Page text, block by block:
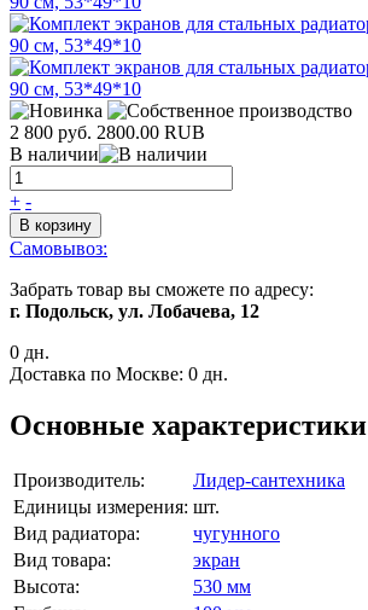
2 800 руб. 2800.00 RUB
В наличии
+ -
В корзину
Самовывоз:
Забрать товар вы сможете по адресу:
г. Подольск, ул. Лобачева, 12
0 дн.
Доставка по Москве: 0 дн.
Основные характеристики
Производитель:
Лидер-сантехника
Единицы измерения: шт.
Вид радиатора:
чугунного
Вид товара:
экран
Высота:
530 мм